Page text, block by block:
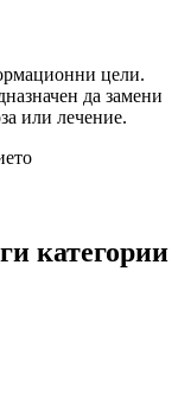
цели.
да замени
или лечение.
категории